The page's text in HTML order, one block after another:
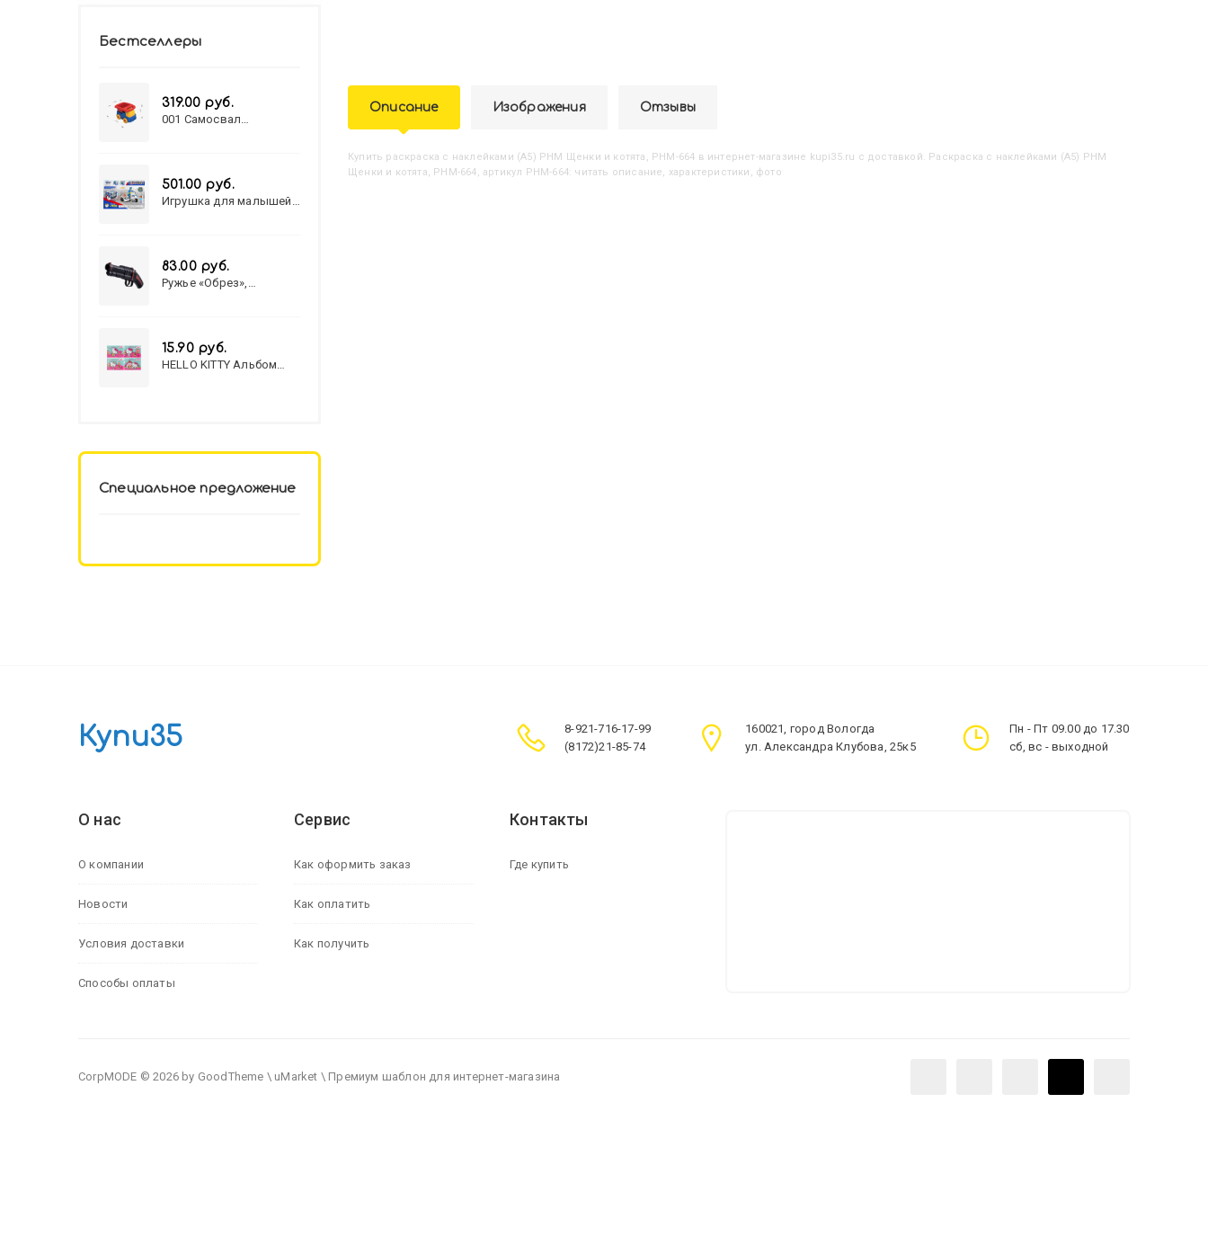
Описание Изображения Отзывы
Купить Раскраска с наклейками (А5) РНМ Щенки и котята, РНМ-664 в интернет-магазине kupi35.ru с доставкой. Раскраска с наклейками (А5) РНМ
Щенки и котята, РНМ-664, артикул РНМ-664: читать описание, характеристики, фото
Бестселлеры
319.00 руб.
001 Самосвал
501.00 руб.
Игрушка для малышей
83.00 руб.
Ружье «Обрез»,
15.90 руб.
HELLO KITTY Альбом
Специальное предложение
Купи35
8-921-716-17-99
(8172)21-85-74
160021, город Вологда
ул. Александра Клубова, 25к5
Пн - Пт 09.00 до 17.30
сб, вс - выходной
О нас
О компании
Новости
Условия доставки
Способы оплаты
Сервис
Как оформить заказ
Как оплатить
Как получить
Контакты
Где купить
CorpMODE © 2026 by GoodTheme \ uMarket \ Премиум шаблон для интернет-магазина